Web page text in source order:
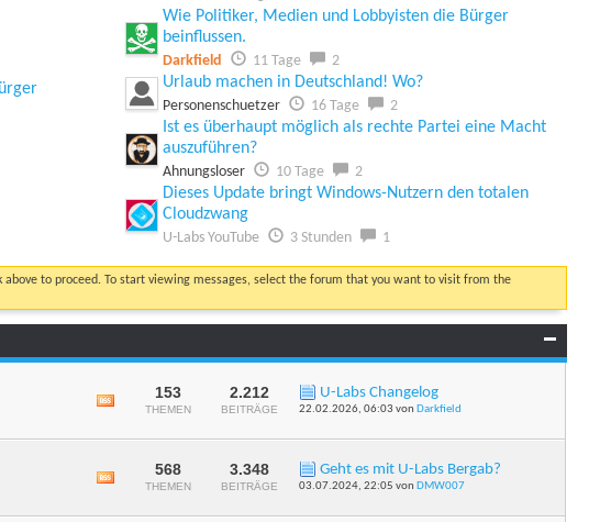
Wie Politiker, Medien und Lobbyisten die Bürger
beinflussen.
Darkfield 11 Tage 2
Urlaub machen in Deutschland! Wo?
Personenschuetzer 16 Tage 2
Ist es überhaupt möglich als rechte Partei eine Macht
auszuführen?
Ahnungsloser 10 Tage 2
Dieses Update bringt Windows-Nutzern den totalen
Cloudzwang
U-Labs YouTube 3 Stunden 1
above to proceed. To start viewing messages, select the forum that you want to visit from the
RSS-
dieses
anzeigen
153
THEMEN
2.212
BEITRÄGE
U-Labs Changelog
22.02.2026,06:03 von Darkfield
RSS-
dieses
568
THEMEN
3.348
BEITRÄGE
Geht es mit U-Labs Bergab?
03.07.2024,22:05 von DMW007